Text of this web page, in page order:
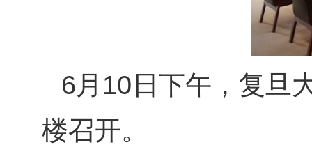
6月10日下午，复旦
楼召开。